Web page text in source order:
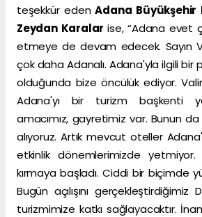
teşekkür edenAdana Büyükşehir
Zeydan Karalarise, “Adana evet
etmeye de devam edecek. Sayın
çok daha Adanalı. Adana'yla ilgili bir
olduğunda bize öncülük ediyor.
Adana'yı bir turizm başkenti
amacımız, gayretimiz var. Bunun da
alıyoruz. Artık mevcut oteller
etkinlik dönemlerimizde
kırmaya başladı. Ciddi bir biçimde
Bugün açılışını
turizmimize katkı sağlayacaktır.